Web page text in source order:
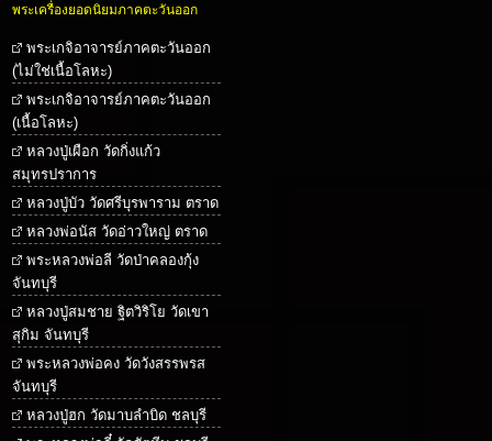
พระเครื่องยอดนิยมภาคตะวันออก
พระเกจิอาจารย์ภาคตะวันออก
(ไม่ใช่เนื้อโลหะ)
พระเกจิอาจารย์ภาคตะวันออก
(เนื้อโลหะ)
หลวงปู่เผือก วัดกิ่งแก้ว
สมุทรปราการ
หลวงปู่บัว วัดศรีบุรพาราม ตราด
หลวงพ่อนัส วัดอ่าวใหญ่ ตราด
พระหลวงพ่อลี วัดป่าคลองกุ้ง
จันทบุรี
หลวงปู่สมชาย ฐิตวิริโย วัดเขา
สุกิม จันทบุรี
พระหลวงพ่อคง วัดวังสรรพรส
จันทบุรี
หลวงปู่ฮก วัดมาบลำบิด ชลบุรี